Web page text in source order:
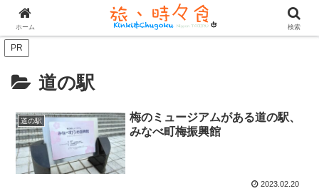
PR
道の駅
道の駅
梅のミュージアムがある道の駅、
みなべ町梅振興館
2023.02.20
ホーム 検索